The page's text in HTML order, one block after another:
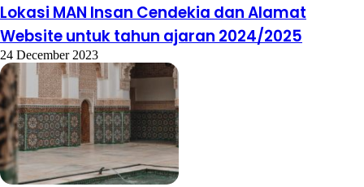
Lokasi MAN Insan Cendekia dan Alamat
Website untuk tahun ajaran 2024/2025
24 December 2023